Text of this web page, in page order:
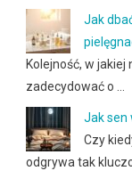
Jak
Kolejność, w
zadecydować o …
Jak sen
Czy
odgrywa tak